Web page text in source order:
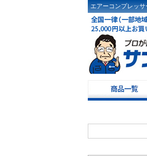
エアーコンプレッ